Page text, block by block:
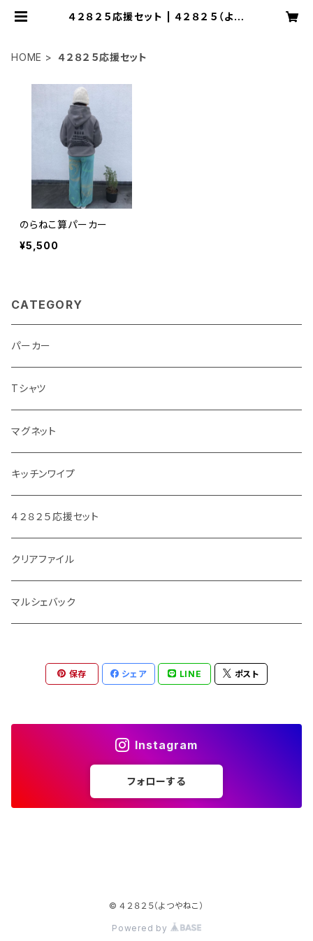
４２８２５応援セット | ４２８２５（よつ
HOME ４２８２５応援セット
のらねこ算パーカー
¥5,500
CATEGORY
パーカー
Tシャツ
マグネット
キッチンワイプ
４２８２５応援セット
クリアファイル
マルシェバック
保存 シェア LINE ポスト
Instagram
フォローする
© ４２８２５（よつやねこ）
Powered by